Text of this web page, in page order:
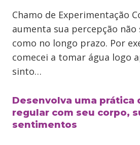
Chamo de Experimentação
aumenta sua percepção
como no longo prazo. Por
comecei a tomar água logo
sinto…
Desenvolva uma prática
regular com seu corpo,
sentimentos